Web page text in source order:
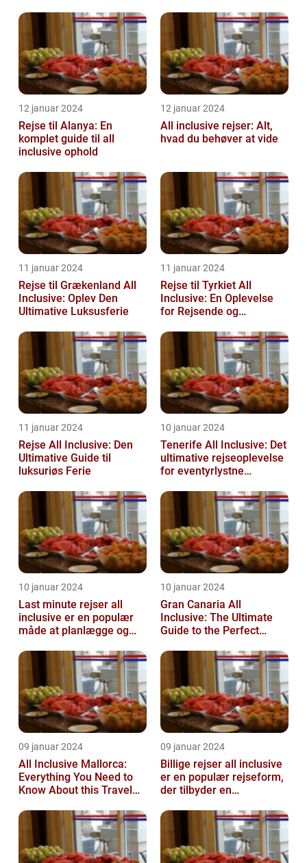
12 januar 2024
Rejse til Alanya: En
komplet guide til all
inclusive ophold
12 januar 2024
All inclusive rejser: Alt,
hvad du behøver at vide
11 januar 2024
Rejse til Grækenland All
Inclusive: Oplev Den
Ultimative Luksusferie
11 januar 2024
Rejse til Tyrkiet All
Inclusive: En Oplevelse
for Rejsende og
11 januar 2024
Rejse All Inclusive: Den
Ultimative Guide til
luksuriøs Ferie
10 januar 2024
Tenerife All Inclusive: Det
ultimative rejseoplevelse
for eventyrlystne
10 januar 2024
Last minute rejser all
inclusive er en populær
måde at planlægge og
10 januar 2024
Gran Canaria All
Inclusive: The Ultimate
Guide to the Perfect
09 januar 2024
All Inclusive Mallorca:
Everything You Need to
Know About this Travel
09 januar 2024
Billige rejser all inclusive
er en populær rejseform,
der tilbyder en
alt inklu...